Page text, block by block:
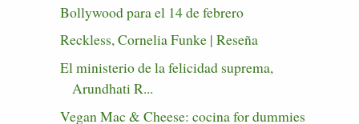
Bollywood para el 14 de febrero
Reckless, Cornelia Funke | Reseña
El ministerio de la felicidad suprema,
Arundhati R...
Vegan Mac & Cheese: cocina for dummies